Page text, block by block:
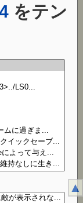
をテン
▲